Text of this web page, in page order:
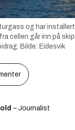
og har
cellen går inn på
Bilde: Eidesvik
– Journalist